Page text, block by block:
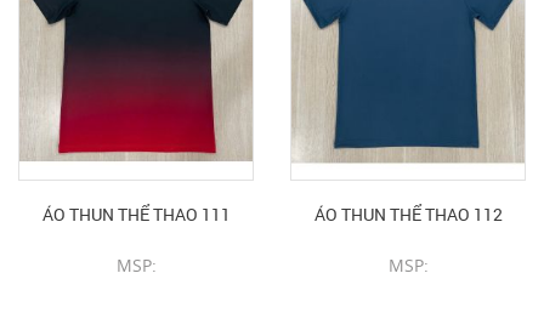
ÁO THUN THỂ THAO 111
MSP:
ÁO THUN THỂ THAO 112
MSP: